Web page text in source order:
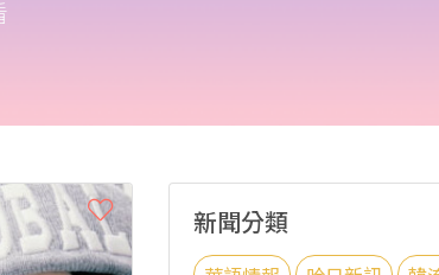
新聞分類